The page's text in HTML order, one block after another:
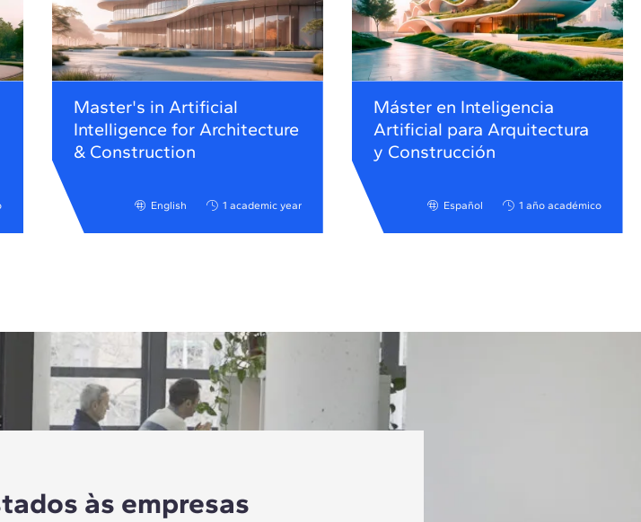
Master's in Artificial
Intelligence for Architecture
& Construction
English 1 academic year
Máster en Inteligencia
Artificial para Arquitectura
y Construcción
Español 1 año académico
às empresas